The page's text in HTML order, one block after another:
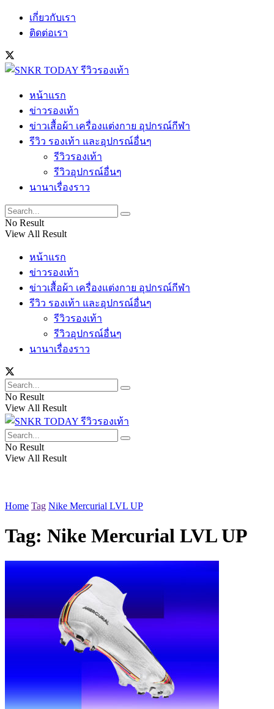
เกี่ยวกับเรา
ติดต่อเรา
หน้าแรก
ข่าวรองเท้า
ข่าวเสื้อผ้า เครื่องแต่งกาย อุปกรณ์กีฬา
รีวิว รองเท้า และอุปกรณ์อื่นๆ
รีวิวรองเท้า
รีวิวอุปกรณ์อื่นๆ
นานาเรื่องราว
No Result
View All Result
หน้าแรก
ข่าวรองเท้า
ข่าวเสื้อผ้า เครื่องแต่งกาย อุปกรณ์กีฬา
รีวิว รองเท้า และอุปกรณ์อื่นๆ
รีวิวรองเท้า
รีวิวอุปกรณ์อื่นๆ
นานาเรื่องราว
No Result
View All Result
No Result
View All Result
Home Tag Nike Mercurial LVL UP
Tag: Nike Mercurial LVL UP